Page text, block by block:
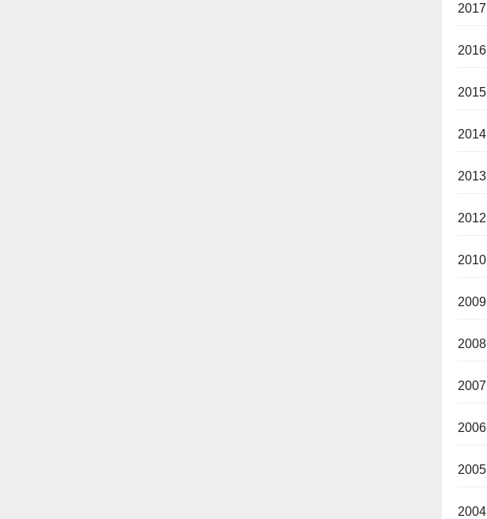
2017
2016
2015
2014
2013
2012
2010
2009
2008
2007
2006
2005
2004